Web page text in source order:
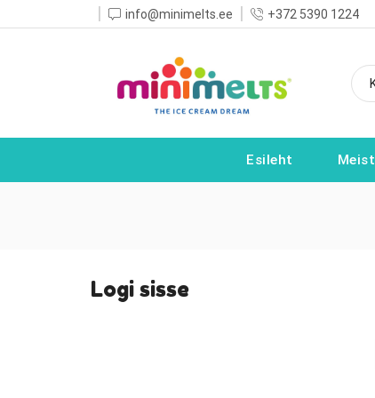
info@minimelts.ee +372 5390 1224
Esileht Meist
Logi sisse